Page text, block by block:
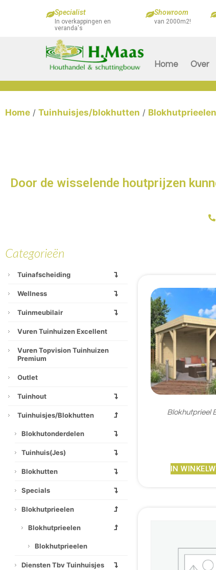
Specialist
In overkappingen en
veranda's
Showroom
van 2000m2!
Home Over
Home / Tuinhuisjes/blokhutten / Blokhutprieelen
Door de wisselende houtprijzen
Categorieën
Tuinafscheiding
Wellness
Tuinmeubilair
Vuren Tuinhuizen Excellent
Vuren Topvision Tuinhuizen
Premium
Outlet
Tuinhout
Tuinhuisjes/blokhutten
Blokhutonderdelen
Tuinhuis(jes)
Blokhutten
Specials
Blokhutprieelen
Blokhutprieelen
Blokhutprieelen
Diensten Tbv Tuinhuisjes
Blokhutprieel
IN